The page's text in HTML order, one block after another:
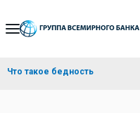
Skip
Navigation
Что такое бедность